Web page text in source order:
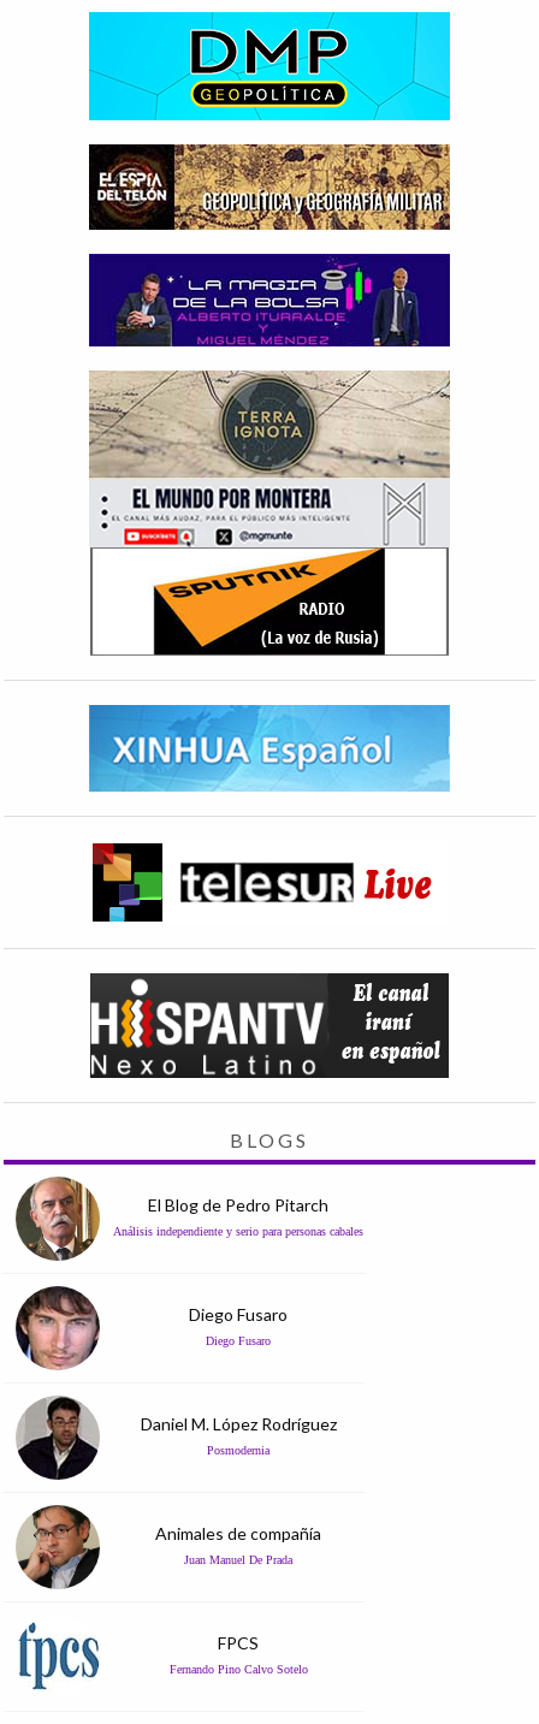
BLOGS
El Blog de Pedro Pitarch
Análisis independiente y serio para personas cabales
Diego Fusaro
Diego Fusaro
Daniel M. López Rodríguez
Posmodernia
Animales de compañía
Juan Manuel De Prada
FPCS
Fernando Pino Calvo Sotelo